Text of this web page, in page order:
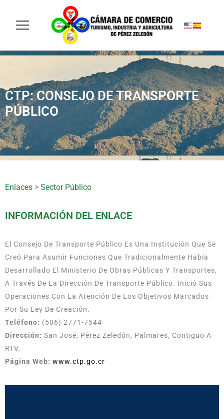
CTP: CONSEJO DE TRANSPORTE
PÚBLICO
Enlaces > Sector Público
INFORMACIÓN DEL ENLACE
El Consejo De Transporte Público Es Una Institución Que Se
Creó Para Asumir Funciones Que Tradicionalmente Había
Desarrollado El Ministerio De Obras Públicas Y Transportes,
A Través De La Dirección De Transporte Público. Inició Sus
Operaciones Con La Atención De Los Objetivos Marcados
Por Su Ley De Creación.
Teléfono: (506) 2771-7544
Dirección: San José, Pérez Zeledón, Palmares, Contiguo A
RTV.
Página Web: www.ctp.go.cr